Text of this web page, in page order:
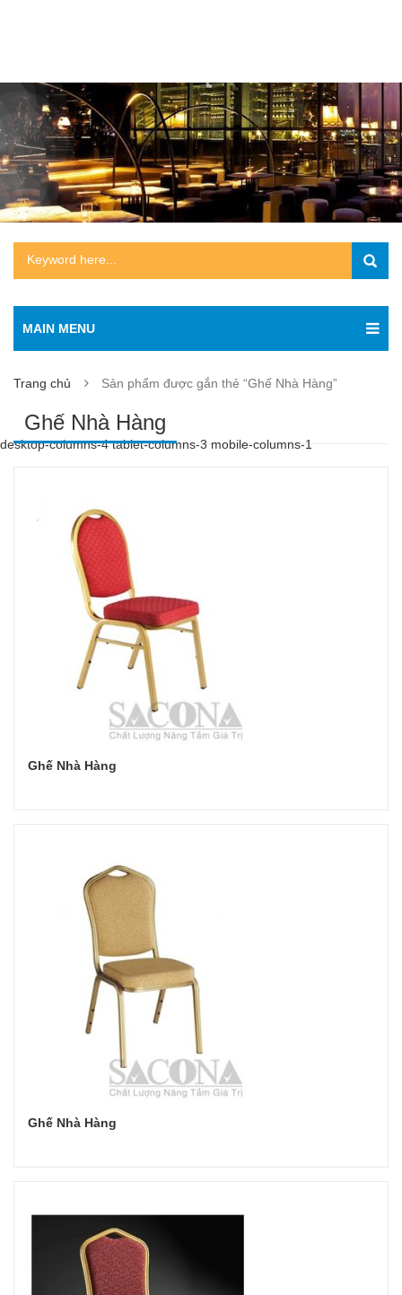
MAIN MENU
Trang chủ Sản phẩm được gắn thẻ “Ghế Nhà Hàng”
Ghế Nhà Hàng
desktop-columns-4 tablet-columns-3 mobile-columns-1
Ghế Nhà Hàng
Ghế Nhà Hàng